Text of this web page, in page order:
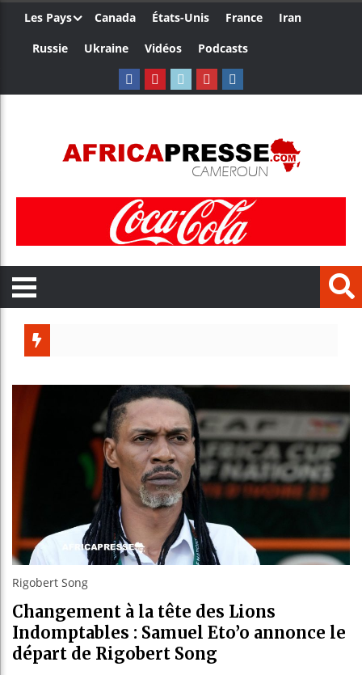
Les Pays Canada États-Unis France
Iran
Russie
Ukraine Vidéos Podcasts
Bénin
Aliko
Rigobert Song
Changement à la tête des Lions
Indomptables : Samuel Eto’o annonce le
départ de Rigobert Song